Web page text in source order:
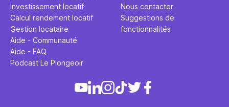
Investissement locatif
Calcul rendement locatif
Gestion locataire
Aide - Communauté
Aide - FAQ
Podcast Le Plongeoir
Nous contacter
Suggestions de
fonctionnalités